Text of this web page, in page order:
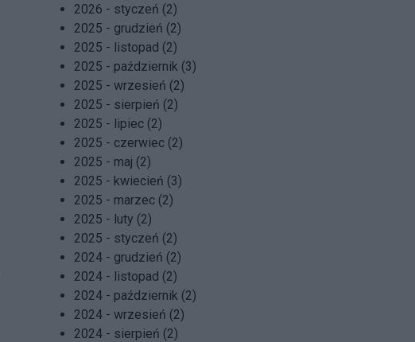
2026 - styczeń (2)
2025 - grudzień (2)
2025 - listopad (2)
2025 - październik (3)
2025 - wrzesień (2)
2025 - sierpień (2)
2025 - lipiec (2)
2025 - czerwiec (2)
2025 - maj (2)
2025 - kwiecień (3)
2025 - marzec (2)
2025 - luty (2)
2025 - styczeń (2)
2024 - grudzień (2)
2024 - listopad (2)
2024 - październik (2)
2024 - wrzesień (2)
2024 - sierpień (2)